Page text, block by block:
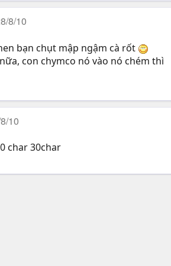
8/10
bạn chụt mập ngậm cà rốt
con chymco nó vào nó chém thì
10
char 30char